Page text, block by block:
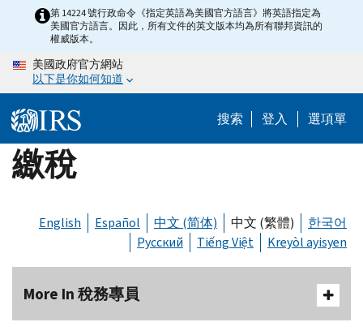
content
第 14224 號行政命令《指定英語為美國官方語言》將英語指定為
美國官方語言。因此，所有文件的英文版本均為所有聯邦資訊的
權威版本。
美國政府官方網站
以下是你如何知道
搜索 登入 選項單
繳稅
English Español 中文 (简体) 中文 (繁體)
한국어
Русский
Tiếng Việt Kreyòl ayisyen
More In 稅務專員